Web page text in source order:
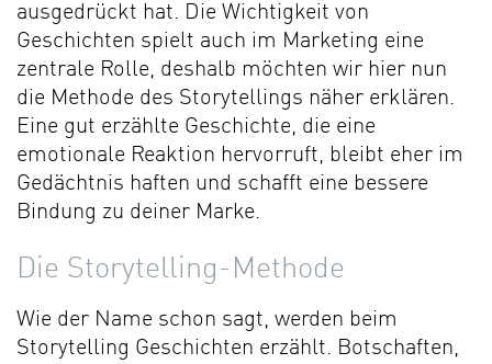
ausgedrückt hat. Die Wichtigkeit von
Geschichten spielt auch im Marketing eine
zentrale Rolle, deshalb möchten wir hier nun
die Methode des Storytellings näher erklären.
Eine gut erzählte Geschichte, die eine
emotionale Reaktion hervorruft, bleibt eher im
Gedächtnis haften und schafft eine bessere
Bindung zu deiner Marke.
Die Storytelling-Methode
Wie der Name schon sagt, werden beim
Storytelling Geschichten erzählt. Botschaften,